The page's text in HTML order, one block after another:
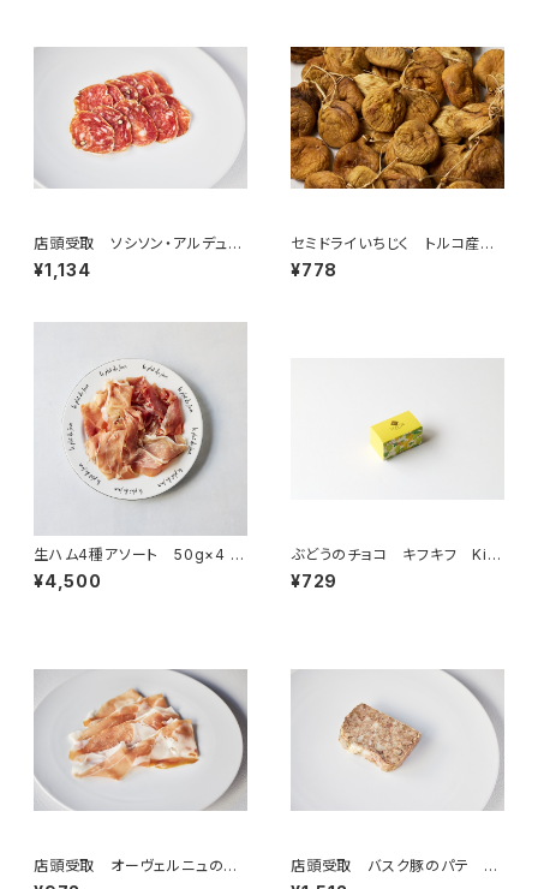
店頭受取 ソシソン・アルデュー
ド 50g ＜ピエール・オテイザ
＞(フランス・バスク)
¥1,134
セミドライいちじく トルコ産 1
00g
¥778
生ハム4種アソート 50g×4 ＜
フランス・バスク、オーヴェルニュ
＞
¥4,500
ぶどうのチョコ キフキフ Kif-
Kif 25g
¥729
店頭受取 オーヴェルニュの生
ハム ジャンボン・オーヴェルニ
店頭受取 バスク豚のパテ 1
枚 100g ＜ピエール・オテイ